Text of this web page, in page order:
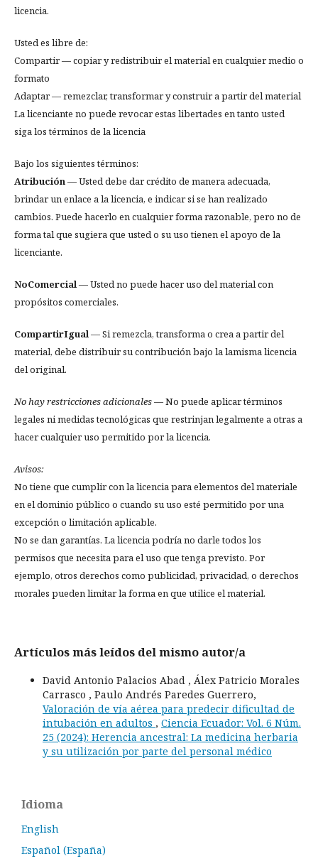
licencia.
Usted es libre de:
Compartir — copiar y redistribuir el material en cualquier medio o
formato
Adaptar — remezclar, transformar y construir a partir del material
La licenciante no puede revocar estas libertades en tanto usted
siga los términos de la licencia
Bajo los siguientes términos:
Atribución— Usted debe dar crédito de manera adecuada,
brindar un enlace a la licencia, e indicar si se han realizado
cambios. Puede hacerlo en cualquier forma razonable, pero no de
forma tal que sugiera que usted o su uso tienen el apoyo de la
licenciante.
NoComercial— Usted no puede hacer uso del material con
propósitos comerciales.
CompartirIgual— Si remezcla, transforma o crea a partir del
material, debe distribuir su contribución bajo la lamisma licencia
del original.
No hay restricciones adicionales— No puede aplicar términos
legales ni medidas tecnológicas que restrinjan legalmente a otras a
hacer cualquier uso permitido por la licencia.
Avisos:
No tiene que cumplir con la licencia para elementos del materiale
en el dominio público o cuando su uso esté permitido por una
excepción o limitación aplicable.
No se dan garantías. La licencia podría no darle todos los
permisos que necesita para el uso que tenga previsto. Por
ejemplo, otros derechos como publicidad, privacidad, o derechos
morales pueden limitar la forma en que utilice el material.
Artículos más leídos del mismo autor/a
David Antonio Palacios Abad , Álex Patricio Morales
Carrasco , Paulo Andrés Paredes Guerrero,
Valoración de vía aérea para predecir dificultad de
intubación en adultos , Ciencia Ecuador: Vol. 6 Núm.
25 (2024): Herencia ancestral: La medicina herbaria
y su utilización por parte del personal médico
Idioma
English
Español (España)